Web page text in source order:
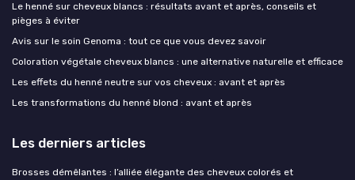
Le henné sur cheveux blancs : résultats avant et après, conseils et
pièges à éviter
Avis sur le soin Genoma : tout ce que vous devez savoir
Coloration végétale cheveux blancs : une alternative naturelle et efficace
Les effets du henné neutre sur vos cheveux : avant et après
Les transformations du henné blond : avant et après
Les derniers articles
Brosses démêlantes : l’alliée élégante des cheveux colorés et